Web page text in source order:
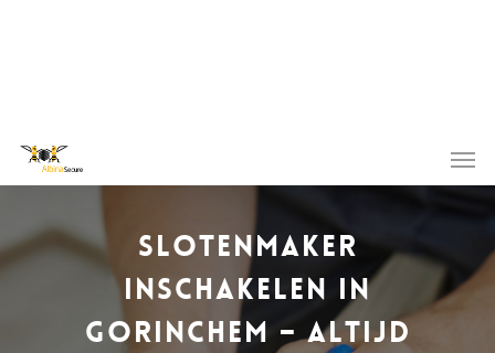
Slotenmaker
inschakelen in
Gorinchem – altijd